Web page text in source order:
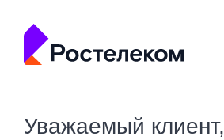
Уважаемый клиент,